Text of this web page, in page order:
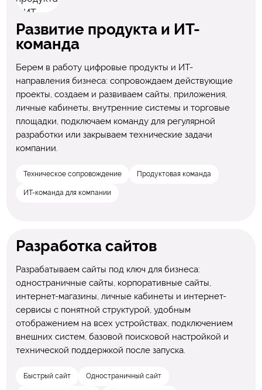
Развитие продукта и ИТ-
команда
Берем в работу цифровые продукты и ИТ-
направления бизнеса: сопровождаем действующие
проекты, создаем и развиваем сайты, приложения,
личные кабинеты, внутренние системы и торговые
площадки, подключаем команду для регулярной
разработки или закрываем технические задачи
компании.
Техническое сопровождение Продуктовая команда
ИТ-команда для компании
Разработка сайтов
Разрабатываем сайты под ключ для бизнеса:
одностраничные сайты, корпоративные сайты,
интернет-магазины, личные кабинеты и интернет-
сервисы с понятной структурой, удобным
отображением на всех устройствах, подключением
внешних систем, базовой поисковой настройкой и
технической поддержкой после запуска.
Быстрый сайт Одностраничный сайт